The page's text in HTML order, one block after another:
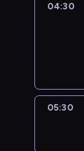
04:30
05:30